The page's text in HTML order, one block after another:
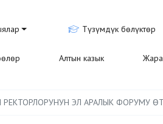
Түзүмдүк бөлүктөр
Алтын казык
ЭЛ АРАЛЫК ФОРУМУ